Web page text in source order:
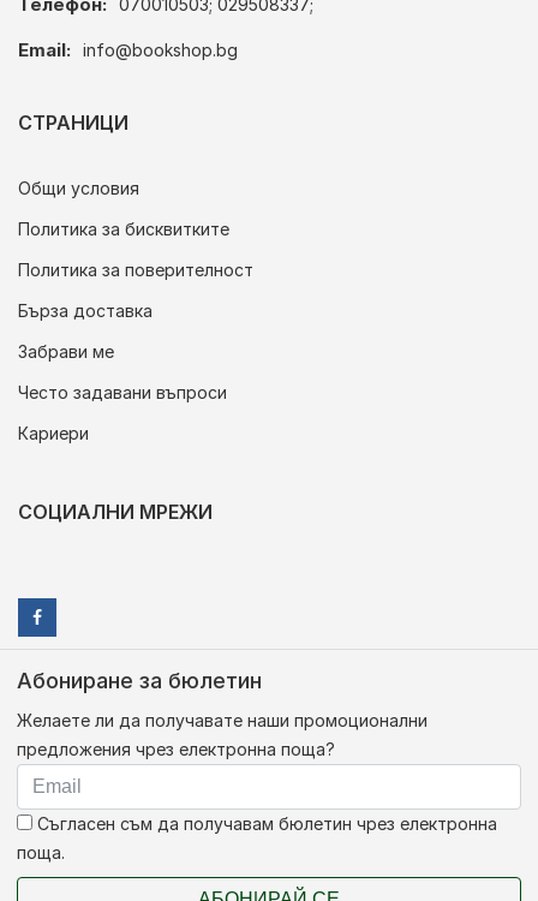
Email: info@bookshop.bg
СТРАНИЦИ
Общи условия
Политика за бисквитките
Политика за поверителност
Бърза доставка
Забрави ме
Често задавани въпроси
Кариери
СОЦИАЛНИ МРЕЖИ
Абониране за бюлетин
Желаете ли да получавате наши промоционални
предложения чрез електронна поща?
Съгласен съм да получавам бюлетин чрез електронна
поща.